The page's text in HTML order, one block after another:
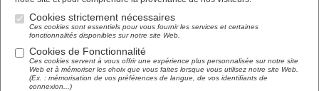
Voir toutes les actualités et manifestations
Cookies strictement nécessaires
Ces cookies sont essentiels pour vous fournir les services et certaines
fonctionnalités disponibles sur notre site Web.
Cookies de Fonctionnalité
Ces cookies servent à vous offrir une expérience plus personnalisée sur notre site
Web et à mémoriser les choix que vous faites lorsque vous utilisez notre site Web.
(Ex. : mémorisation de vos préférences de langue, de vos identifiants de
connexion...)